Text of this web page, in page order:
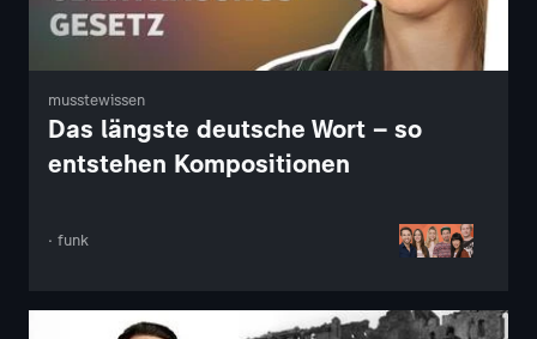
musstewissen
Das längste deutsche Wort – so
entstehen Kompositionen
· funk